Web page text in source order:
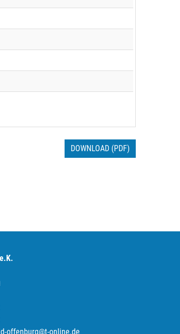
DOWNLOAD (PDF)
offenburg@t-online.de